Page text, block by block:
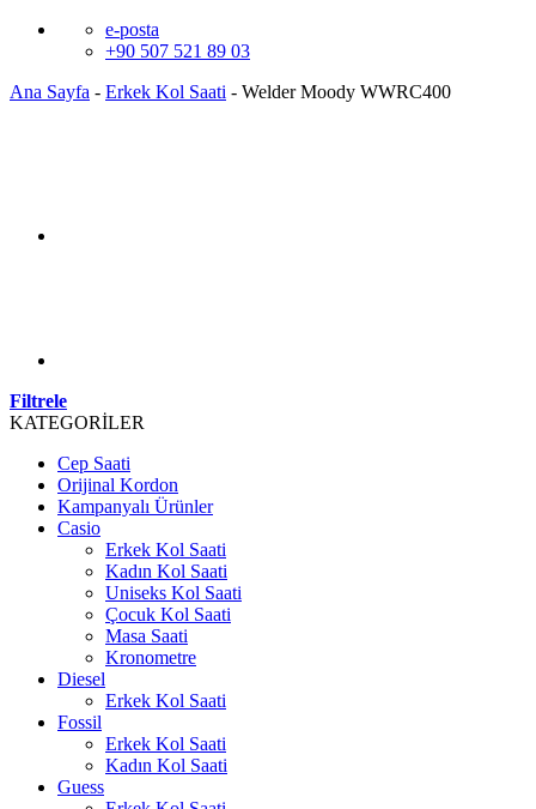
e-posta
+90 507 521 89 03
Ana Sayfa - Erkek Kol Saati - Welder Moody WWRC400
Filtrele
KATEGORİLER
Cep Saati
Orijinal Kordon
Kampanyalı Ürünler
Casio
Erkek Kol Saati
Kadın Kol Saati
Uniseks Kol Saati
Çocuk Kol Saati
Masa Saati
Kronometre
Diesel
Erkek Kol Saati
Fossil
Erkek Kol Saati
Kadın Kol Saati
Guess